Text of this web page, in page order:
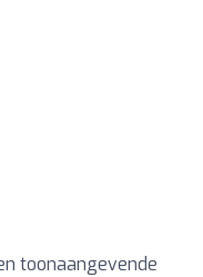
toonaangevende